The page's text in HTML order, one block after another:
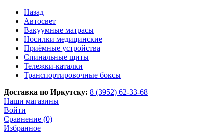
Назад
Автосвет
Вакуумные матрасы
Носилки медицинские
Приёмные устройства
Спинальные щиты
Тележки-каталки
Транспортировочные боксы
Доставка по Иркутску: 8 (3952) 62-33-68
Наши магазины
Войти
Сравнение (0)
Избранное